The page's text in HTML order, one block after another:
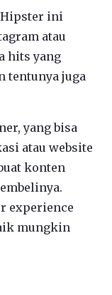
Hipster ini
atau
hits yang
tentunya juga
yang bisa
atau website
konten
experience
mungkin